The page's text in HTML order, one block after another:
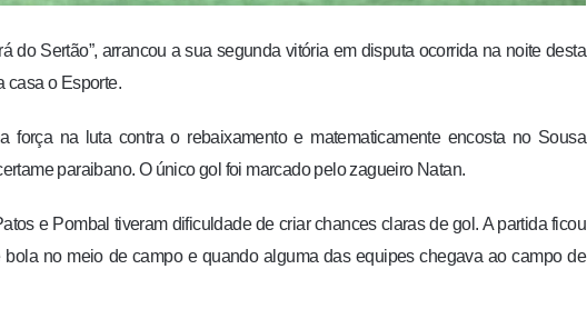
do Sertão”, arrancou a sua segunda vitória em disputa ocorrida na noite desta
casa o Esporte.
força na luta contra o rebaixamento e matematicamente encosta no Sousa
paraibano. O único gol foi marcado pelo zagueiro Natan.
e Pombal tiveram dificuldade de criar chances claras de gol. A partida ficou
no meio de campo e quando alguma das equipes chegava ao campo de